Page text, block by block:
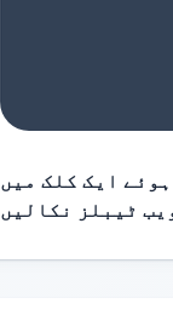
ایک کلک میں